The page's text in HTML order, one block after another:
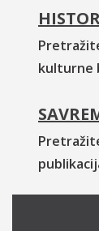
kulturne